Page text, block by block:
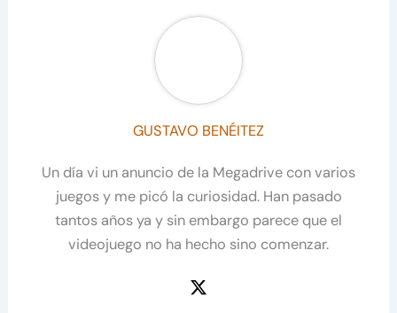
GUSTAVO BENÉITEZ
Un día vi un anuncio de la Megadrive con varios
juegos y me picó la curiosidad. Han pasado
tantos años ya y sin embargo parece que el
videojuego no ha hecho sino comenzar.